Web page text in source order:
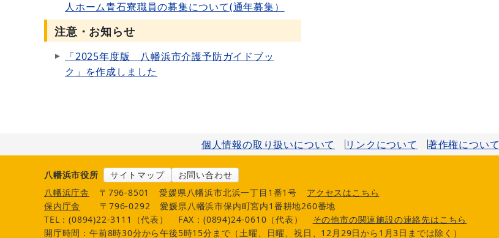
人ホーム青石寮職員の募集について(通年募集）
注意・お知らせ
「2025年度版 八幡浜市介護予防ガイドブッ
ク」を作成しました
個人情報の取り扱いについて リンクについて 著作権について
八幡浜市役所 サイトマップ
お問い合わせ
八幡浜庁舎
〒796-8501 愛媛県八幡浜市北浜一丁目1番1号
アクセスはこちら
保内庁舎
〒796-0292
愛媛県八幡浜市保内町宮内1番耕地260番地
TEL：(0894)22-3111（代表）
FAX：(0894)24-0610（代表）
その他市の関連施設の連絡先はこちら
開庁時間：午前8時30分から午後5時15分まで（土曜、日曜、祝日、12月29日から1月3日までは除く）